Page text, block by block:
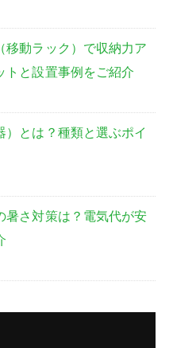
移動ラック）で収納力ア
トと設置事例をご紹介
）とは？種類と選ぶポイ
暑さ対策は？電気代が安